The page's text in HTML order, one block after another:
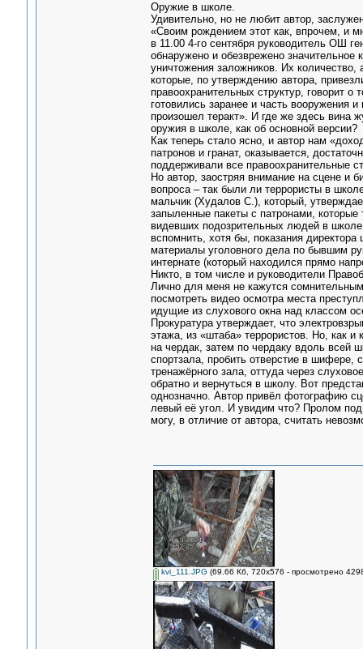
Оружие в школе.
Удивительно, но не любит автор,
«Своим рождением этот как, впрочем, и
в 11.00 4-го сентября руководитель ОШ
обнаружено и обезврежено
уничтожения заложников. Их количество,
которые, по утверждению автора,
правоохранительных структур, говорит
готовились заранее и часть вооружения
произошел теракт». И где же здесь вина
оружия в школе, как об основной версии?
Как теперь стало ясно, и автор нам
патронов и гранат, оказывается,
поддерживали все правоохранительные
Но автор, заостряя внимание на сцене и
вопроса – так были ли террористы в
мальчик (Худалов С.), который,
запыленные пакеты с патронами, которые
видевших подозрительных людей в школе
вспомнить, хотя бы, показания
материалы уголовного дела по бывшим
интернате (который находился прямо
Никто, в том числе и руководители
Лично для меня не кажутся
посмотреть видео осмотра места
идущие из слухового окна над классом
Прокуратура утверждает, что
этажа, из «штаба» террористов. Но, как и
на чердак, затем по чердаку вдоль всей
спортзала, пробить отверстие в шифере,
тренажёрного зала, оттуда через
обратно и вернуться в школу. Вот
однозначно. Автор привёл фотографию
левый её угол. И увидим что? Пролом
могу, в отличие от автора, считать
kvi_111.JPG (69.66 Кб, 720x576 - просмотрено